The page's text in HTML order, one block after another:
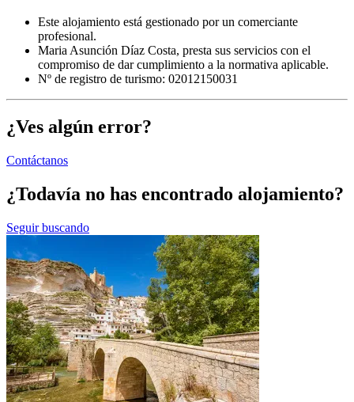
Este alojamiento está gestionado por un comerciante
profesional.
Maria Asunción Díaz Costa, presta sus servicios con el
compromiso de dar cumplimiento a la normativa aplicable.
Nº de registro de turismo: 02012150031
¿Ves algún error?
Contáctanos
¿Todavía no has encontrado alojamiento?
Seguir buscando